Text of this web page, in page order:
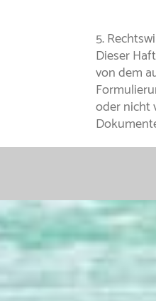
5.
Dieser
von dem
oder nicht